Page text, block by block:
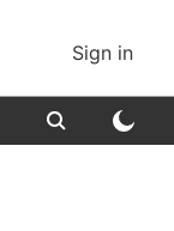
Sign in